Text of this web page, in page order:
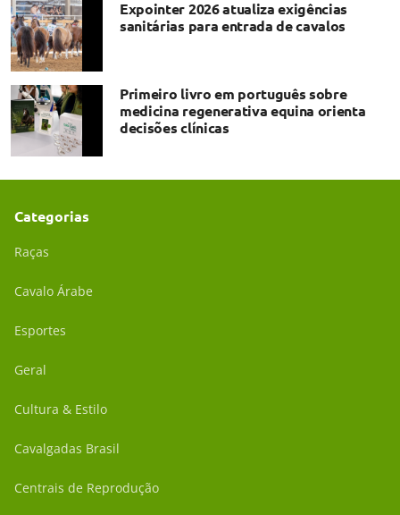
Expointer 2026 atualiza exigências
sanitárias para entrada de cavalos
Primeiro livro em português sobre
medicina regenerativa equina orienta
decisões clínicas
Categorias
Raças
Cavalo Árabe
Esportes
Geral
Cultura & Estilo
Cavalgadas Brasil
Centrais de Reprodução